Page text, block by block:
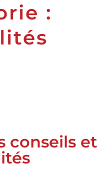
:
conseils et